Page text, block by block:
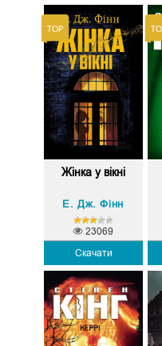
Жінка у вікні
Е. Дж. Фінн
Скачати
23069